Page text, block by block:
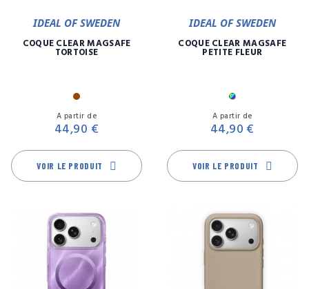
IDEAL OF SWEDEN
COQUE CLEAR MAGSAFE
TORTOISE
Marron
A partir de
44,90 €
VOIR LE PRODUIT
IDEAL OF SWEDEN
COQUE CLEAR MAGSAFE
PETITE FLEUR
Multicolore
A partir de
44,90 €
VOIR LE PRODUIT